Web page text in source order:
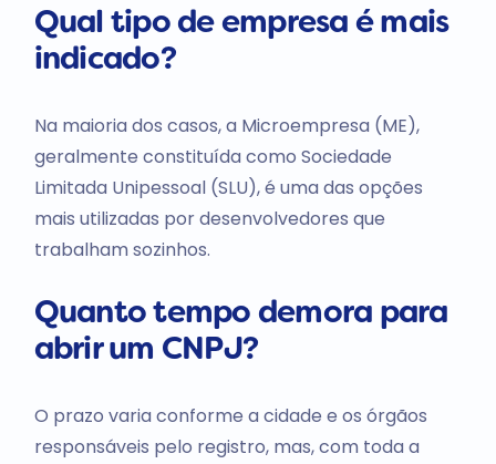
Qual tipo de empresa é mais
indicado?
Na maioria dos casos, a Microempresa (ME),
geralmente constituída como Sociedade
Limitada Unipessoal (SLU), é uma das opções
mais utilizadas por desenvolvedores que
trabalham sozinhos.
Quanto tempo demora para
abrir um CNPJ?
O prazo varia conforme a cidade e os órgãos
responsáveis pelo registro, mas, com toda a